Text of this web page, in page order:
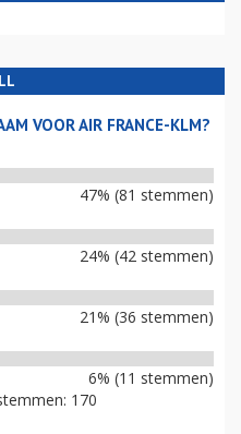
VOOR AIR FRANCE-KLM?
47% (81 stemmen)
24% (42 stemmen)
21% (36 stemmen)
6% (11 stemmen)
170